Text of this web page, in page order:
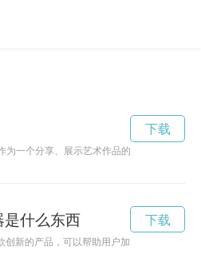
为一个分享、展示艺术作品的社区，如何利
下载
是什么东西
创新的产品，可以帮助用户加速生活节奏，
下载